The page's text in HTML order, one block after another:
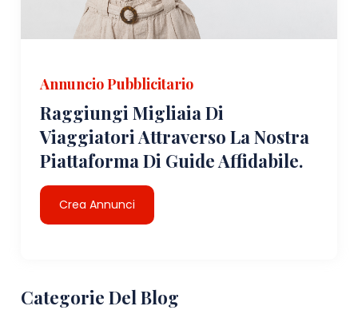
Annuncio Pubblicitario
Raggiungi Migliaia Di
Viaggiatori Attraverso La Nostra
Piattaforma Di Guide Affidabile.
Crea Annunci
Categorie Del Blog